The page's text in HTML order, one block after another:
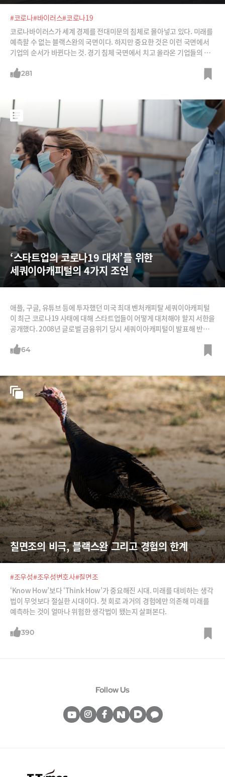
#코로나#바이러스#코로나19
코로나바이러스가 세계 경제를 전대미문의 침체로 몰아넣고 있다. 미래를
예측할 수 없는 블랙스완의 국면이다. 하지만 중요한 것은 이런 국면에서
기업의 순서가 바뀐다는 것. 경기 침체 국면에서 치고 올라온 기업들의 비
281
‘스타트업의 코로나19 대처’를 위한
세쿼이아캐피털의 4가지 조언
애플, 구글, 유튜브 등에 투자했던 미국 최대 벤처캐피탈 세쿼이아캐피털
이 최근 코로나19 사태에 대해 스타트업들이 어떻게 대처해야 할지 서한을
공개했다. 2008년 글로벌 금융위기 당시 세쿼이아캐피털이 발표해 반향
과 비슷하다. 당시에도 세쿼이아는 위기의 본격화를 경고하며 스타트업이
64
칠면조의 비극, 블랙스완 그리고 경험의 한계
#조우성#조우성변호사#칠면조
‘Know How’보다 ‘Think How’가 중요해진 시대. 미래를 대비하는 생각
법이 무엇보다 절실한 시대이다. 첫 회로 과거의 경험에만 의존해 미래를
예측하는 것이 얼마나 위험한 생각법이 됐는지 살펴본다.
390
Follow Us